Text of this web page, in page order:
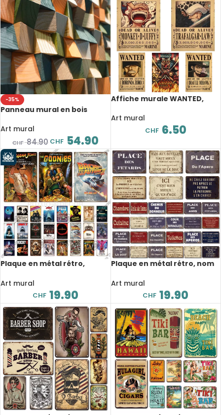
-35%
Panneau mural en bois
décoration, 30 x 30 cm
Art mural
CHF84.90 CHF 54.90
Affiche murale WANTED,
28.5 cm
Art mural
CHF 6.50
Plaque en métal rétro,
Art mural
CHF 19.90
Plaque en métal rétro, nom
cm
Art mural
CHF 19.90